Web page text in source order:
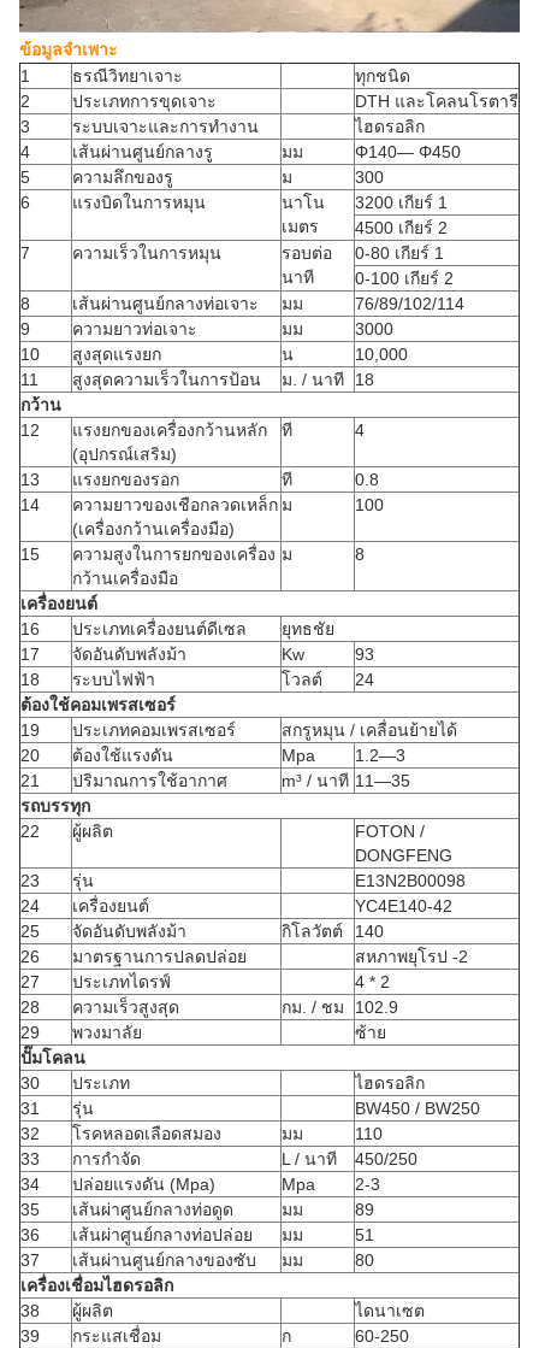
ข้อมูลจำเพาะ
1
ธรณีวิทยาเจาะ
ทุกชนิด
2
ประเภทการขุดเจาะ
DTH และโคลนโรตารี
3
ระบบเจาะและการทำงาน
ไฮดรอลิก
4
เส้นผ่านศูนย์กลางรู มม
Φ140— Φ450
5
ความลึกของรู ม
300
6
แรงบิดในการหมุน
นาโน
เมตร
3200 เกียร์ 1
4500 เกียร์ 2
7
ความเร็วในการหมุน
รอบต่อ
นาที
0-80 เกียร์ 1
0-100 เกียร์ 2
8
เส้นผ่านศูนย์กลางท่อเจาะ มม
76/89/102/114
9
ความยาวท่อเจาะ มม
3000
10
สูงสุดแรงยก น
10,000
11
สูงสุดความเร็วในการป้อน ม. / นาที
18
กว้าน
12
แรงยกของเครื่องกว้านหลัก
(อุปกรณ์เสริม)
ที 4
13 แรงยกของรอก ที
0.8
14
ความยาวของเชือกลวดเหล็ก
(เครื่องกว้านเครื่องมือ)
ม 100
15
ความสูงในการยกของเครื่อง
กว้านเครื่องมือ
ม 8
เครื่องยนต์
16
ประเภทเครื่องยนต์ดีเซล
ยุทธชัย
17
จัดอันดับพลังม้า Kw
93
18
ระบบไฟฟ้า โวลต์
24
ต้องใช้คอมเพรสเซอร์
19
ประเภทคอมเพรสเซอร์
สกรูหมุน / เคลื่อนย้ายได้
20
ต้องใช้แรงดัน Mpa
1.2—3
21
ปริมาณการใช้อากาศ m³ / นาที 11—35
รถบรรทุก
22
ผู้ผลิต
FOTON /
DONGFENG
23
รุ่น
E13N2B00098
24
เครื่องยนต์
YC4E140-42
25
จัดอันดับพลังม้า กิโลวัตต์
140
26
มาตรฐานการปลดปล่อย
สหภาพยุโรป -2
27
ประเภทไดรฟ์
4 * 2
28
ความเร็วสูงสุด กม. / ชม
102.9
29
พวงมาลัย
ซ้าย
ปั๊มโคลน
30
ประเภท
ไฮดรอลิก
31
รุ่น
BW450 / BW250
32
โรคหลอดเลือดสมอง มม
110
33
การกำจัด L / นาที
450/250
34
ปล่อยแรงดัน (Mpa) Mpa
2-3
35
เส้นผ่าศูนย์กลางท่อดูด มม
89
36
เส้นผ่าศูนย์กลางท่อปล่อย มม
51
37
เส้นผ่านศูนย์กลางของซับ มม
80
เครื่องเชื่อมไฮดรอลิก
38
ผู้ผลิต
ไดนาเซต
39
กระแสเชื่อม ก
60-250